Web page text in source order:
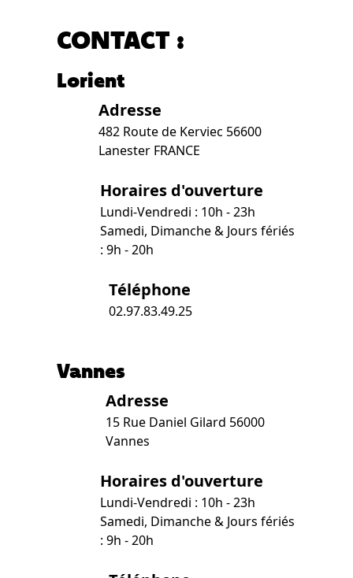
CONTACT :
Lorient
Adresse
482 Route de Kerviec 56600
Lanester FRANCE
Horaires d'ouverture
Lundi-Vendredi : 10h - 23h
Samedi, Dimanche & Jours fériés
: 9h - 20h
Téléphone
02.97.83.49.25
Vannes
Adresse
15 Rue Daniel Gilard 56000
Vannes
Horaires d'ouverture
Lundi-Vendredi : 10h - 23h
Samedi, Dimanche & Jours fériés
: 9h - 20h